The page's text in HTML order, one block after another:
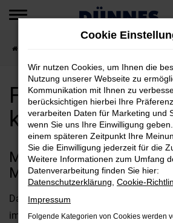
Zum
springen
Ford Edge für
kaufen
MIT DEM FORD EDGE
MÜNCHEN
Das perfekte Fahrzeug für München?
immer wieder gestellt und offen
Cookie
Wir nutzen Cookies, um Ihnen die
Nutzung unserer Webseite zu
Kommunikation mit Ihnen zu
berücksichtigen hierbei Ihre
verarbeiten Daten für Marketing und
wenn Sie uns Ihre Einwilligung
einem späteren Zeitpunkt Ihre
Sie die Einwilligung jederzeit für die
Weitere Informationen zum Umfang
Datenverarbeitung finden Sie hier:
Datenschutzerklärung Cookie-
Impressum
Folgende Kategorien von Cookies werden